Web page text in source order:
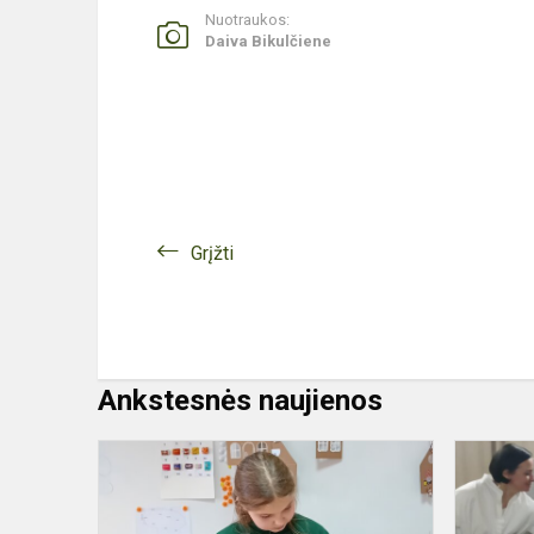
Nuotraukos:
Daiva Bikulčiene
Grįžti
Ankstesnės naujienos
Skaitau
–